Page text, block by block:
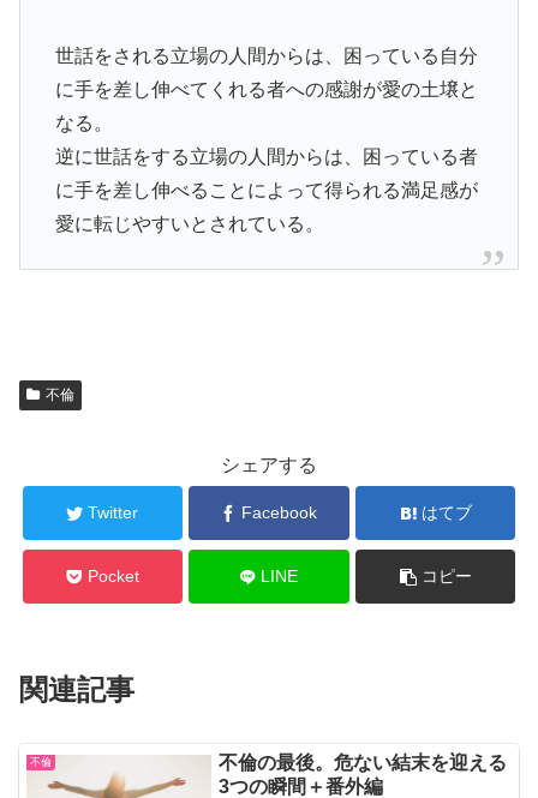
世話をされる立場の人間からは、困っている自分
に手を差し伸べてくれる者への感謝が愛の土壌と
なる。
逆に世話をする立場の人間からは、困っている者
に手を差し伸べることによって得られる満足感が
愛に転じやすいとされている。
不倫
シェアする
Twitter Facebook はてブ
Pocket LINE コピー
関連記事
不倫
不倫の最後。危ない結末を迎える
3つの瞬間＋番外編